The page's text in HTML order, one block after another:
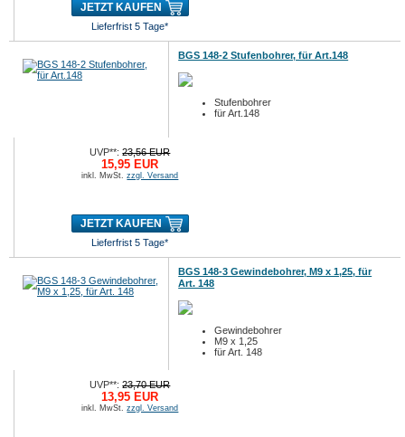
JETZT KAUFEN
Lieferfrist 5 Tage*
BGS 148-2 Stufenbohrer, für Art.148
Stufenbohrer
für Art.148
UVP**:23,56 EUR
15,95 EUR
inkl. MwSt.zzgl. Versand
JETZT KAUFEN
Lieferfrist 5 Tage*
BGS 148-3 Gewindebohrer, M9 x 1,25, für
Art. 148
Gewindebohrer
M9 x 1,25
für Art. 148
UVP**:23,70 EUR
13,95 EUR
inkl. MwSt.zzgl. Versand